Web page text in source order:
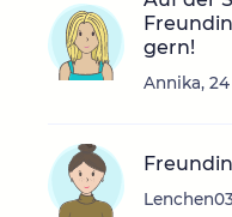
gern!
Annika,